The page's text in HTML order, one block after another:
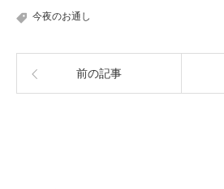
今夜のお通し
前の記事